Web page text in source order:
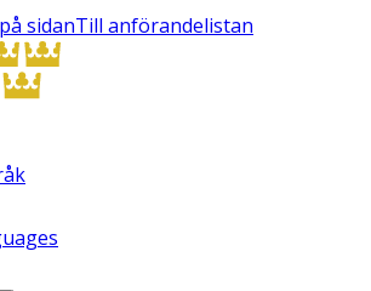
sidanTill anförandelistan